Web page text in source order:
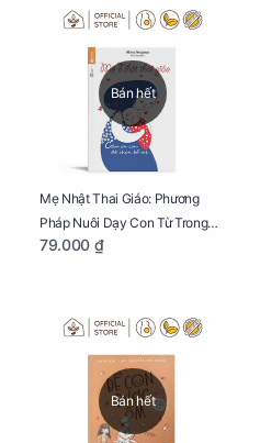
Bán hết
Mẹ Nhật Thai Giáo: Phương
Pháp Nuôi Dạy Con Từ Trong
Bụng Mẹ
79.000 ₫
Bán hết